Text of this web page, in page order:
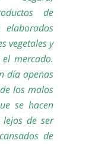
de
vegetales y
mercado.
día apenas
los malos
se hacen
de ser
de